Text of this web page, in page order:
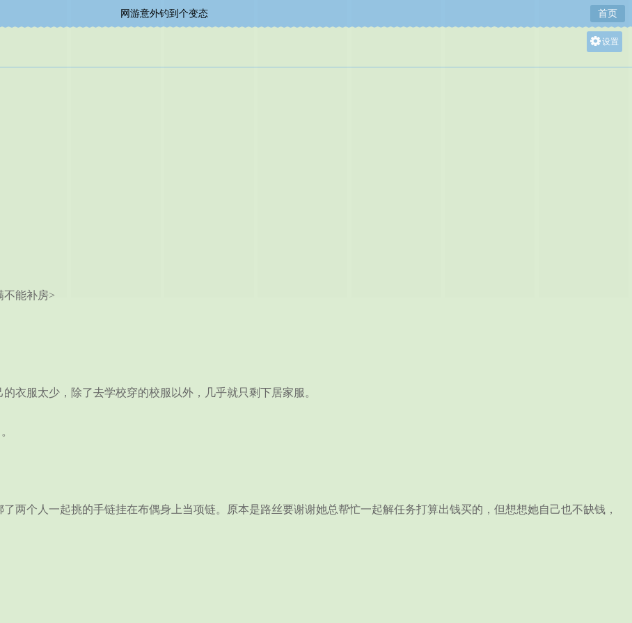
网游意外钓到个变态 首页
设置
能补房>
服太少，除了去学校穿的校服以外，几乎就只剩下居家服。
个人一起挑的手链挂在布偶身上当项链。原本是路丝要谢谢她总帮忙一起解任务打算出钱买的，但想想她自己也不缺钱，